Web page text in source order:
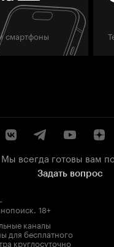
смартфоны
Мы всегда готовы вам
Задать вопрос
. 18+
каналы
для бесплатного
круглосуточно